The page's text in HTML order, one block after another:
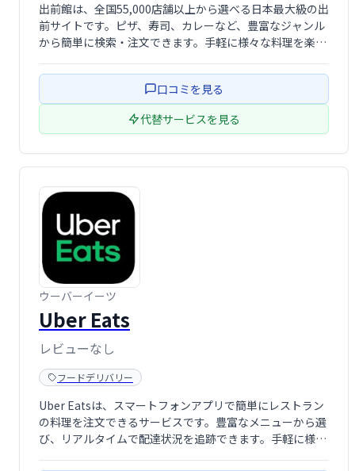
出前館は、全国55,000店舗以上から選べる日本最大級の出
前サイトです。ピザ、寿司、カレーなど、豊富なジャンル
から簡単に検索・注文できます。手軽に様々な料理を楽し
口コミを見る
代替サービスを見る
ウーバーイーツ
Uber Eats
レビューなし
フードデリバリー
Uber Eatsは、スマートフォンアプリで簡単にレストラン
の料理を注文できるサービスです。豊富なメニューから選
び、リアルタイムで配達状況を追跡できます。手軽に様々